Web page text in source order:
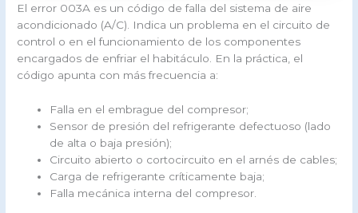
El error 003A es un código de falla del sistema de aire
acondicionado (A/C). Indica un problema en el circuito de
control o en el funcionamiento de los componentes
encargados de enfriar el habitáculo. En la práctica, el
código apunta con más frecuencia a:
Falla en el embrague del compresor;
Sensor de presión del refrigerante defectuoso (lado
de alta o baja presión);
Circuito abierto o cortocircuito en el arnés de cables;
Carga de refrigerante críticamente baja;
Falla mecánica interna del compresor.